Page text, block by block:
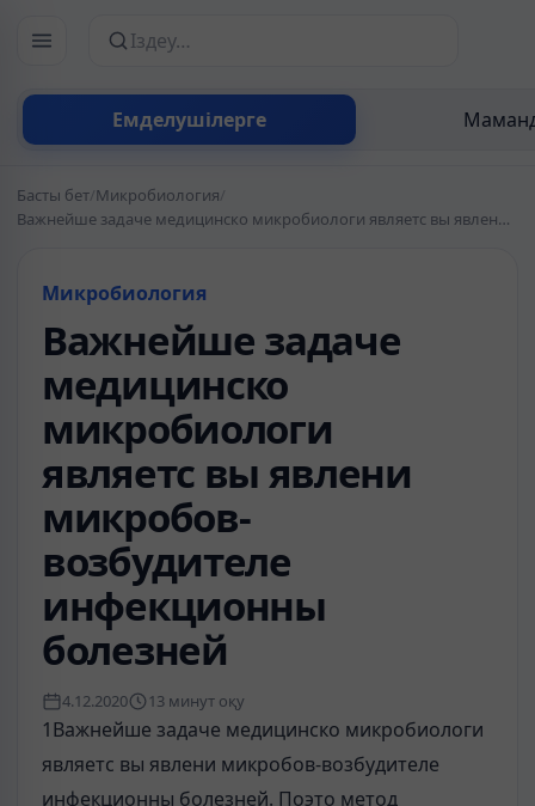
Емделушілерге
Сайттан іздеу
Басты бет/Микробиология/
Важнейше задаче медицинско микробиологи являетс вы явлени микробов-возбудителе инфекционны болезней
Микробиология
Важнейше задаче
медицинско
микробиологи
являетс вы явлени
микробов-
возбудителе
инфекционны
болезней
4.12.2020 13 минут оқу
1Важнейше задаче медицинско микробиологи
являетс вы явлени микробов-возбудителе
инфекционны болезней. Поэто метод